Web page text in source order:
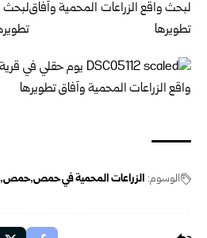
الوسوم: الزراعات المحمية في حمص حمص